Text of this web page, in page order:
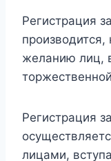
Регистрация
желанию лиц,
Регистрация
лицами,